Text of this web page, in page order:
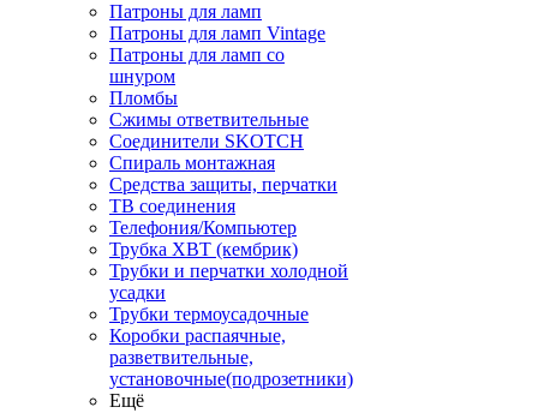
Патроны для ламп
Патроны для ламп Vintage
Патроны для ламп со
шнуром
Пломбы
Сжимы ответвительные
Соединители SKOTCH
Спираль монтажная
Средства защиты, перчатки
ТВ соединения
Телефония/Компьютер
Трубка ХВТ (кембрик)
Трубки и перчатки холодной
усадки
Трубки термоусадочные
Коробки распаячные,
разветвительные,
установочные(подрозетники)
Ещё